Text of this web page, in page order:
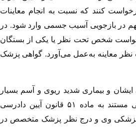
کنند که نسبت به انجام معاینات
در بازجویی آسیب جسمی وارد شود. در
درخواست شخص تحت‌ نظر یا یکی از بستگان
معاینه به‌عمل می‌آورد. گواهی پزشک
و بیماری شدید ریوی و آسم بسیار
خطرناک و دردهای شدید ستون فقرات و اندام‌های حرکتی مستند به ماده ۵۱ قانون آیین دادرسی
پزشکی وی و درج نظر پزشک متخصص در